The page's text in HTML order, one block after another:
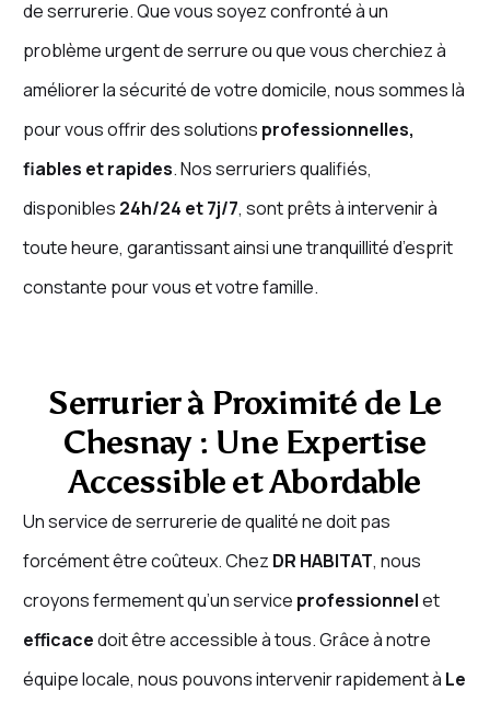
de serrurerie. Que vous soyez confronté à un
problème urgent de serrure ou que vous cherchiez à
améliorer la sécurité de votre domicile, nous sommes là
pour vous offrir des solutions professionnelles,
fiables et rapides. Nos serruriers qualifiés,
disponibles 24h/24 et 7j/7, sont prêts à intervenir à
toute heure, garantissant ainsi une tranquillité d’esprit
constante pour vous et votre famille.
Serrurier à Proximité de Le
Chesnay : Une Expertise
Accessible et Abordable
Un service de serrurerie de qualité ne doit pas
forcément être coûteux. Chez DR HABITAT, nous
croyons fermement qu’un service professionnelet
efficacedoit être accessible à tous. Grâce à notre
équipe locale, nous pouvons intervenir rapidement à Le